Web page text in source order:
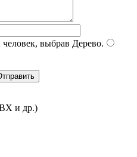
выбрав Дерево.
и др.)